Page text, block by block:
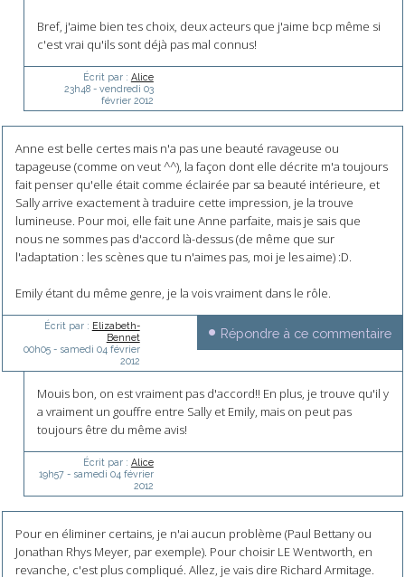
Bref, j'aime bien tes choix, deux acteurs que j'aime bcp même si
c'est vrai qu'ils sont déjà pas mal connus!
Écrit par : Alice
23h48- vendredi 03
février 2012
Anne est belle certes mais n'a pas une beauté ravageuse ou
tapageuse (comme on veut ^^), la façon dont elle décrite m'a toujours
fait penser qu'elle était comme éclairée par sa beauté intérieure, et
Sally arrive exactement à traduire cette impression, je la trouve
lumineuse. Pour moi, elle fait une Anne parfaite, mais je sais que
nous ne sommes pas d'accord là-dessus (de même que sur
l'adaptation : les scènes que tu n'aimes pas, moi je les aime) :D.
Emily étant du même genre, je la vois vraiment dans le rôle.
Écrit par : Elizabeth-
Bennet
00h05- samedi 04 février
2012
Répondre à ce commentaire
Mouis bon, on est vraiment pas d'accord!! En plus, je trouve qu'il y
a vraiment un gouffre entre Sally et Emily, mais on peut pas
toujours être du même avis!
Écrit par : Alice
19h57- samedi 04 février
2012
Pour en éliminer certains, je n'ai aucun problème (Paul Bettany ou
Jonathan Rhys Meyer, par exemple). Pour choisir LE Wentworth, en
revanche, c'est plus compliqué. Allez, je vais dire Richard Armitage.